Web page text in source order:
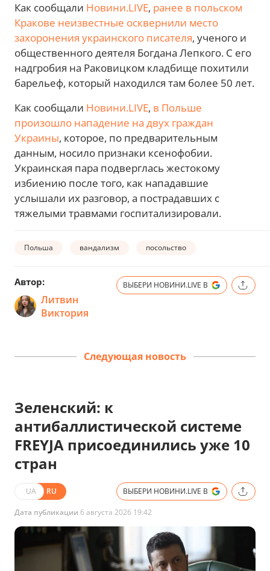
Как сообщали Новини.LIVE, ранее в польском
Кракове неизвестные осквернили место
захоронения украинского писателя, ученого и
общественного деятеля Богдана Лепкого. С его
надгробия на Раковицком кладбище похитили
барельеф, который находился там более 50 лет.
Как сообщали Новини.LIVE, в Польше
произошло нападение на двух граждан
Украины, которое, по предварительным
данным, носило признаки ксенофобии.
Украинская пара подверглась жестокому
избиению после того, как нападавшие
услышали их разговор, а пострадавших с
тяжелыми травмами госпитализировали.
Польша вандализм посольство
Автор:
Литвин
Виктория
ВЫБЕРИ НОВИНИ.LIVE В
Следующая новость
Зеленский: к
антибаллистической системе
FREYJA присоединились уже 10
стран
UA RU ВЫБЕРИ НОВИНИ.LIVE В
Дата публикации 6 августа 2026 19:42